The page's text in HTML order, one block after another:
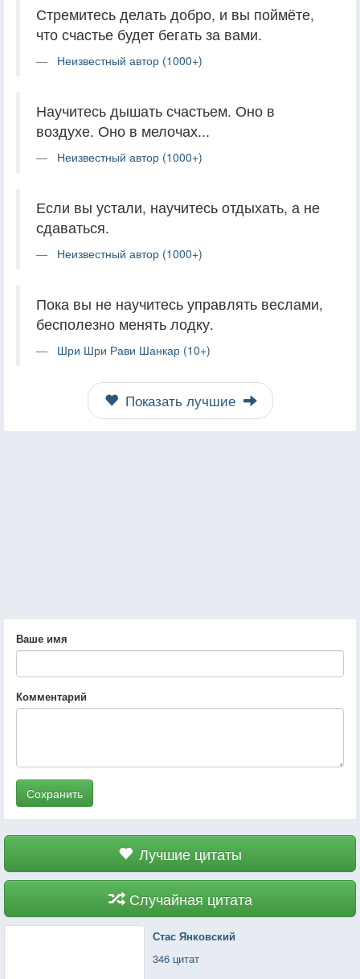
Стремитесь делать добро, и вы поймёте,
что счастье будет бегать за вами.
Неизвестный автор (1000+)
Научитесь дышать счастьем. Оно в
воздухе. Оно в мелочах...
Неизвестный автор (1000+)
Если вы устали, научитесь отдыхать, а не
сдаваться.
Неизвестный автор (1000+)
Пока вы не научитесь управлять веслами,
бесполезно менять лодку.
Шри Шри Рави Шанкар (10+)
Показать лучшие
Ваше имя
Комментарий
Сохранить
Лучшие цитаты
Случайная цитата
Стас Янковский
346 цитат